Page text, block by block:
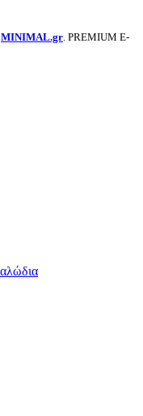
MINIMAL.gr. PREMIUM E-